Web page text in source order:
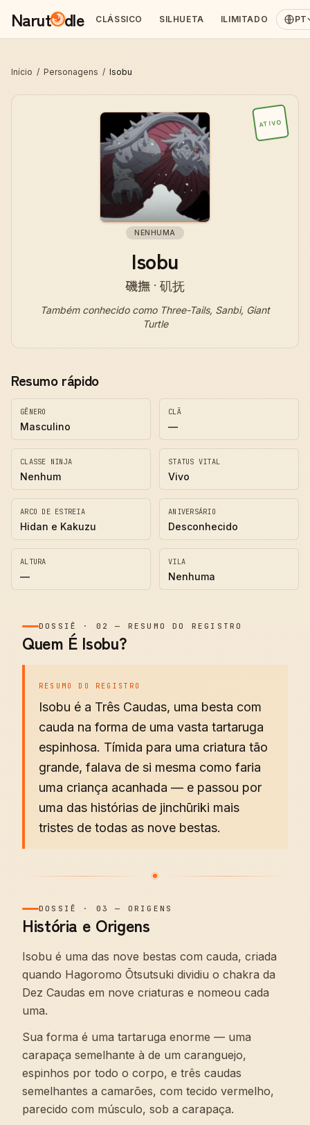
Narut dle CLÁSSICO SILHUETA ILIMITADO PT
Início / Personagens / Isobu
ATIVO
NENHUMA
Isobu
磯撫 · 矶抚
Também conhecido como Three-Tails, Sanbi, Giant
Turtle
Resumo rápido
GÊNERO
Masculino
CLÃ
—
CLASSE NINJA
Nenhum
STATUS VITAL
Vivo
ARCO DE ESTREIA
Hidan e Kakuzu
ANIVERSÁRIO
Desconhecido
ALTURA
—
VILA
Nenhuma
DOSSIÊ · 02 — RESUMO DO REGISTRO
Quem É Isobu?
RESUMO DO REGISTRO
Isobu é a Três Caudas, uma besta com
cauda na forma de uma vasta tartaruga
espinhosa. Tímida para uma criatura tão
grande, falava de si mesma como faria
uma criança acanhada — e passou por
uma das histórias de jinchūriki mais
tristes de todas as nove bestas.
DOSSIÊ · 03 — ORIGENS
História e Origens
Isobu é uma das nove bestas com cauda, criada
quando Hagoromo Ōtsutsuki dividiu o chakra da
Dez Caudas em nove criaturas e nomeou cada
uma.
Sua forma é uma tartaruga enorme — uma
carapaça semelhante à de um caranguejo,
espinhos por todo o corpo, e três caudas
semelhantes a camarões, com tecido vermelho,
parecido com músculo, sob a carapaça.